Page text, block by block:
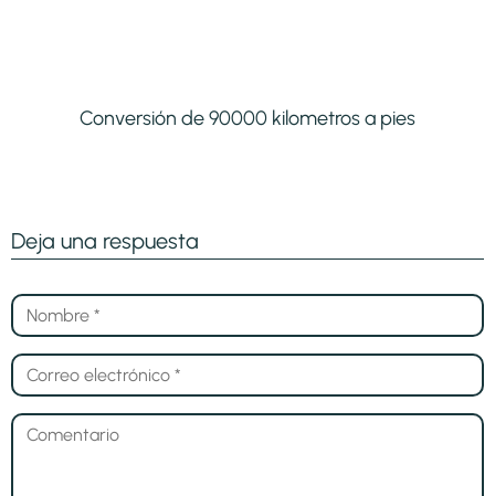
Conversión de 90000 kilometros a pies
Deja una respuesta